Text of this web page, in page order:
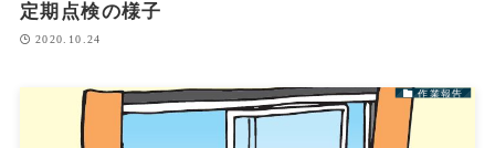
定期点検の様子
2020.10.24
作業報告